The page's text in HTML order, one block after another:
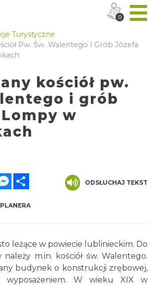
Turystyczne
Pw. Św. Walentego I Grób Józefa
kościół pw.
i grób
w
Messenger
ODSŁUCHAJ TEKST
leżące w powiecie lublinieckim. Do
m.in. kościół św. Walentego.
budynek o konstrukcji zrębowej,
wyposażeniem. W wieku XIX w
0